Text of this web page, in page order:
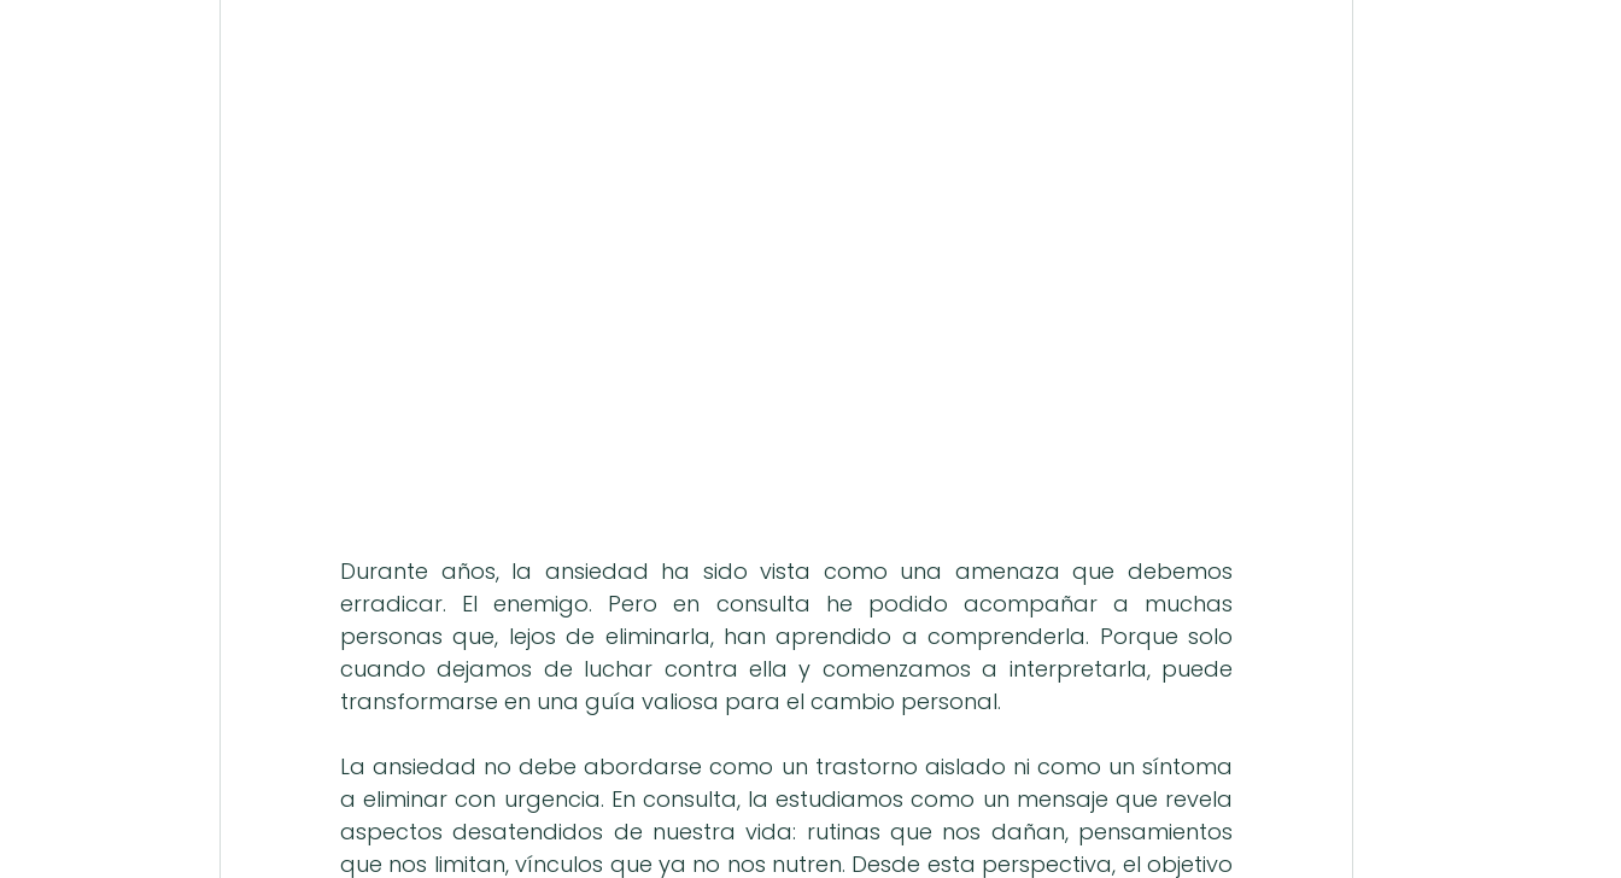
Durante años, la ansiedad ha sido vista como una amenaza que debemos
erradicar. El enemigo. Pero en consulta he podido acompañar a muchas
personas que, lejos de eliminarla, han aprendido a comprenderla. Porque solo
cuando dejamos de luchar contra ella y comenzamos a interpretarla, puede
transformarse en una guía valiosa para el cambio personal.
La ansiedad no debe abordarse como un trastorno aislado ni como un síntoma
a eliminar con urgencia. En consulta, la estudiamos como un mensaje que revela
aspectos desatendidos de nuestra vida: rutinas que nos dañan, pensamientos
que nos limitan, vínculos que ya no nos nutren. Desde esta perspectiva, el objetivo